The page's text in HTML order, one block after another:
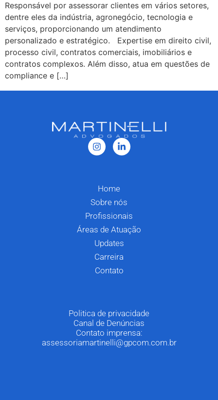
Responsável por assessorar clientes em vários setores,
dentre eles da indústria, agronegócio, tecnologia e
serviços, proporcionando um atendimento
personalizado e estratégico. Expertise em direito civil,
processo civil, contratos comerciais, imobiliários e
contratos complexos. Além disso, atua em questões de
compliance e […]
Home
Sobre nós
Profissionais
Áreas de Atuação
Updates
Carreira
Contato
Politica de privacidade
Canal de Denúncias
Contato imprensa:
assessoriamartinelli@gpcom.com.br